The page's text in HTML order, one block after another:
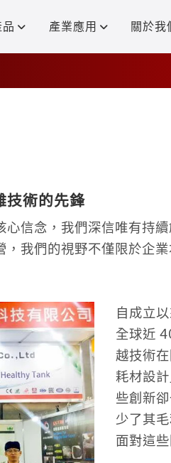
產業應用 關於我
技術的先鋒
心信念，我們深信唯有持
我們的視野不僅限於企
自成立
全球近
越技術
耗材設
些創新
少了其
面對這